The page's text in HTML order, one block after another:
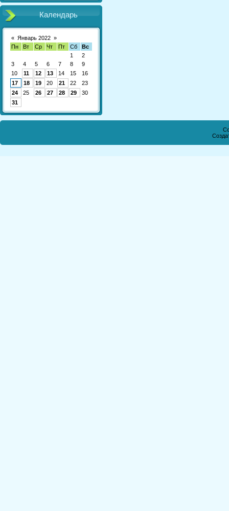
Календарь
« Январь 2022 »
Пн
Вт Ср Чт Пт Сб
Вс
1
2
3
4 5 6 7 8
9
10
11 12 13 14 15
16
17
18 19 20 21 22
23
24
25 26 27 28 29
30
31